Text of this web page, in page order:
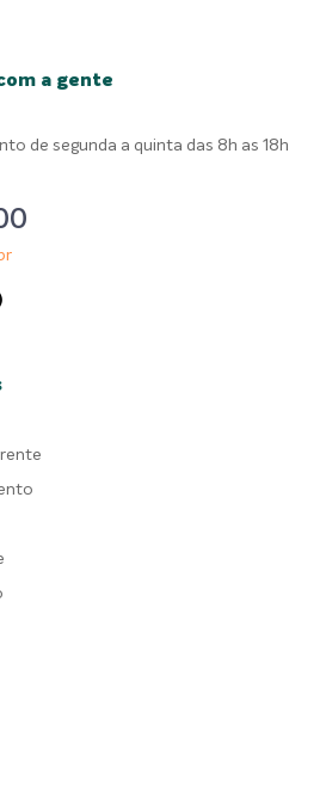
a gente
de segunda a quinta das 8h as 18h